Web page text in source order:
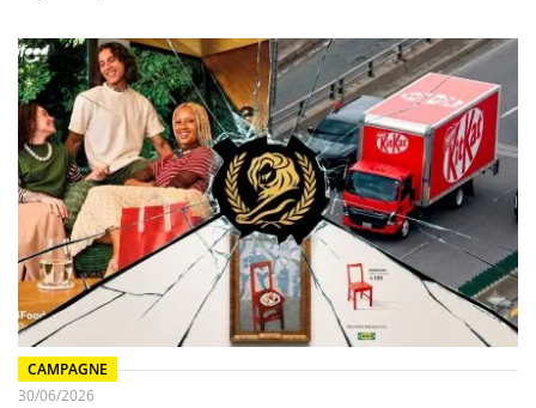
CAMPAGNE
30/06/2026